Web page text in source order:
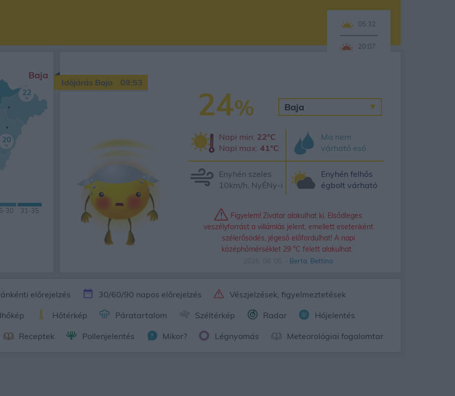
05:32
20:07
Baja
20
%
22
%
-30 31-35
Időjárás Baja 09:53
24%
Napi min: 22°C
Napi max: 41°C
Ma nem
várható eső
Enyhén szeles
10km/h, NyÉNy-i
Enyhén felhős
égbolt várható
Figyelem! Zivatar alakulhat ki. Elsődleges
veszélyforrást a villámlás jelent, emellett esetenként
szélerősödés, jégeső előfordulhat! A napi
középhőmérséklet 29 °C felett alakulhat.
Berta Bettina
előrejelzés 30/60/90 napos előrejelzés Vészjelzések, figyelmeztetések
Hőtérkép Páratartalom Széltérkép Radar Hójelentés
Receptek Pollenjelentés Mikor? Légnyomás Meteorológiai fogalomtar